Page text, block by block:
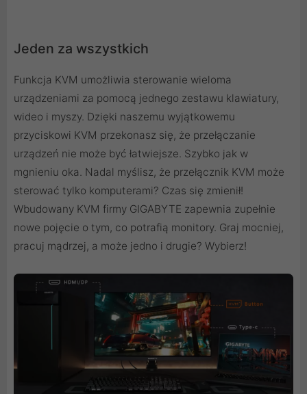
Jeden za wszystkich
Funkcja KVM umożliwia sterowanie wieloma
urządzeniami za pomocą jednego zestawu klawiatury,
wideo i myszy. Dzięki naszemu wyjątkowemu
przyciskowi KVM przekonasz się, że przełączanie
urządzeń nie może być łatwiejsze. Szybko jak w
mgnieniu oka. Nadal myślisz, że przełącznik KVM może
sterować tylko komputerami? Czas się zmienił!
Wbudowany KVM firmy GIGABYTE zapewnia zupełnie
nowe pojęcie o tym, co potrafią monitory. Graj mocniej,
pracuj mądrzej, a może jedno i drugie? Wybierz!